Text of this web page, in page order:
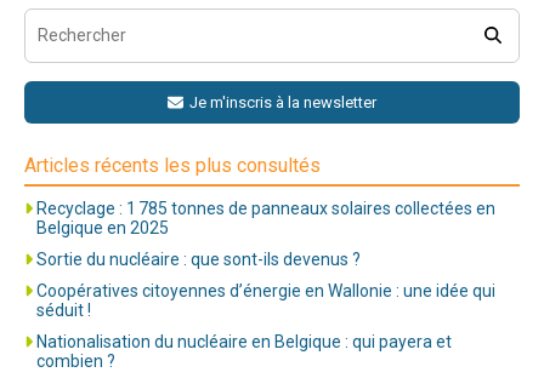
Je m'inscris à la newsletter
Articles récents les plus consultés
Recyclage : 1 785 tonnes de panneaux solaires collectées en
Belgique en 2025
Sortie du nucléaire : que sont-ils devenus ?
Coopératives citoyennes d’énergie en Wallonie : une idée qui
séduit !
Nationalisation du nucléaire en Belgique : qui payera et
combien ?